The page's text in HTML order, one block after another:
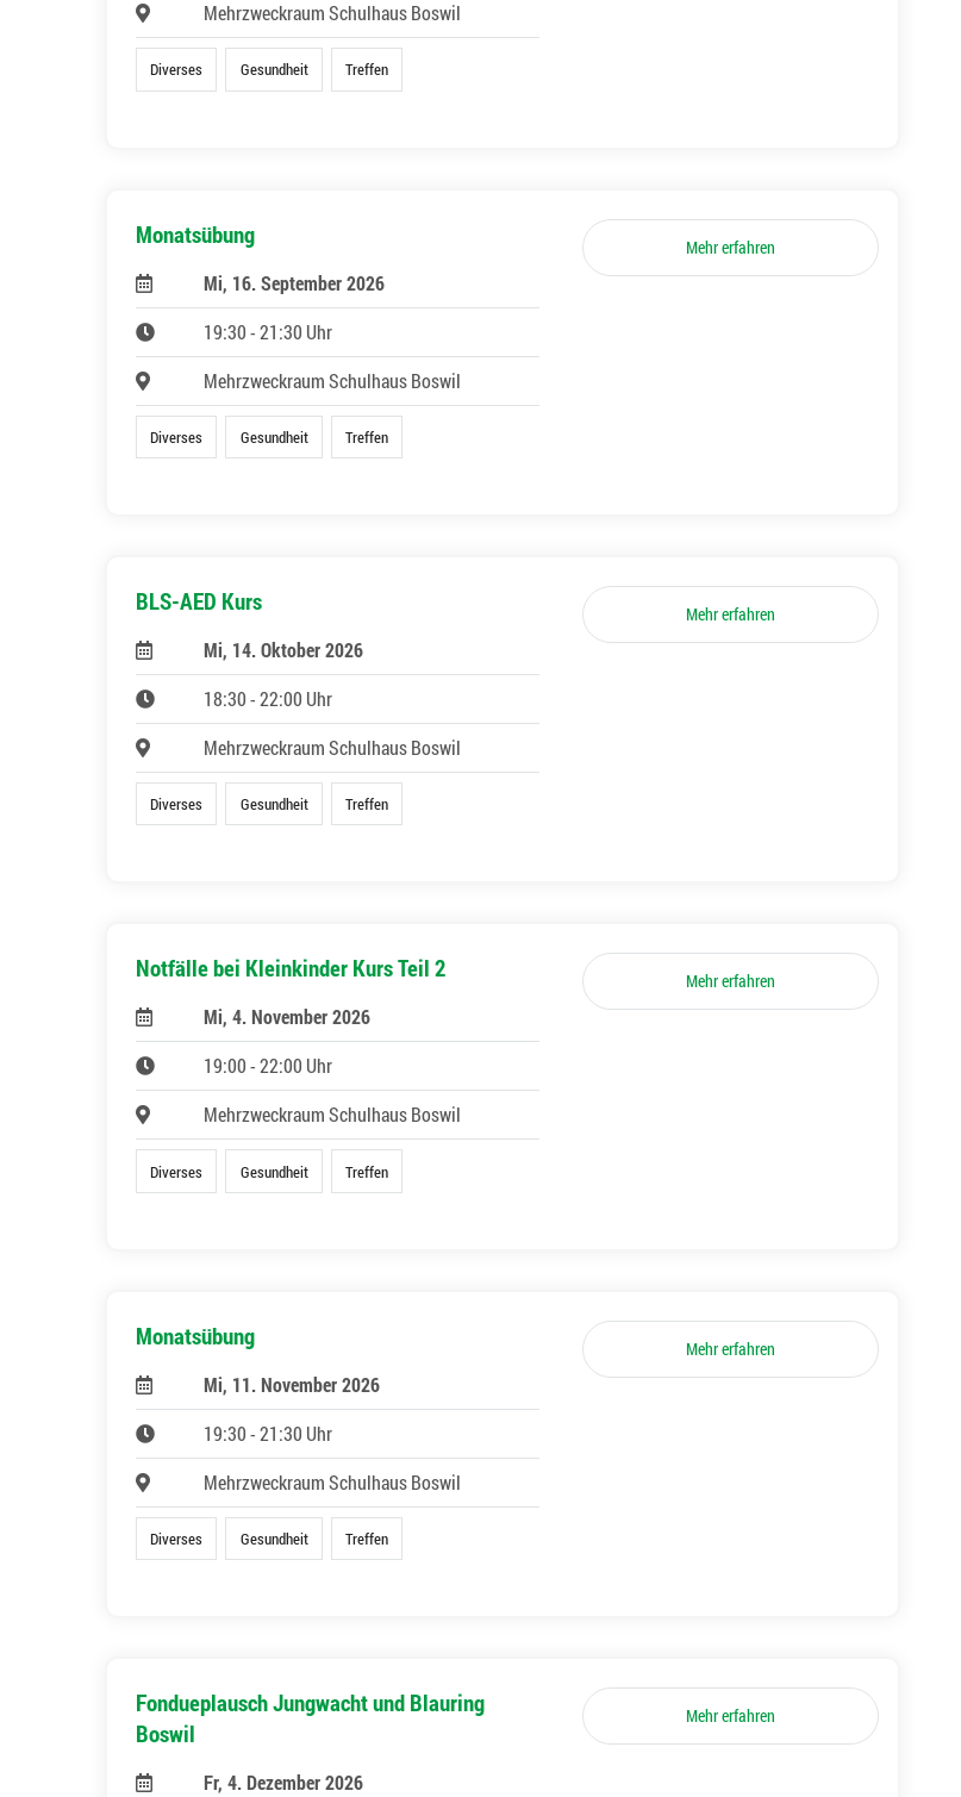
Mehrzweckraum Schulhaus Boswil
Diverses Gesundheit Treffen
Monatsübung
Mi, 16. September 2026
19:30 - 21:30 Uhr
Mehrzweckraum Schulhaus Boswil
Diverses Gesundheit Treffen
Mehr erfahren
BLS-AED Kurs
Mi, 14. Oktober 2026
18:30 - 22:00 Uhr
Mehrzweckraum Schulhaus Boswil
Diverses Gesundheit Treffen
Mehr erfahren
Notfälle bei Kleinkinder Kurs Teil 2
Mi, 4. November 2026
19:00 - 22:00 Uhr
Mehrzweckraum Schulhaus Boswil
Diverses Gesundheit Treffen
Mehr erfahren
Monatsübung
Mi, 11. November 2026
19:30 - 21:30 Uhr
Mehrzweckraum Schulhaus Boswil
Diverses Gesundheit Treffen
Mehr erfahren
Fondueplausch Jungwacht und Blauring
Boswil
Fr, 4. Dezember 2026
Mehr erfahren